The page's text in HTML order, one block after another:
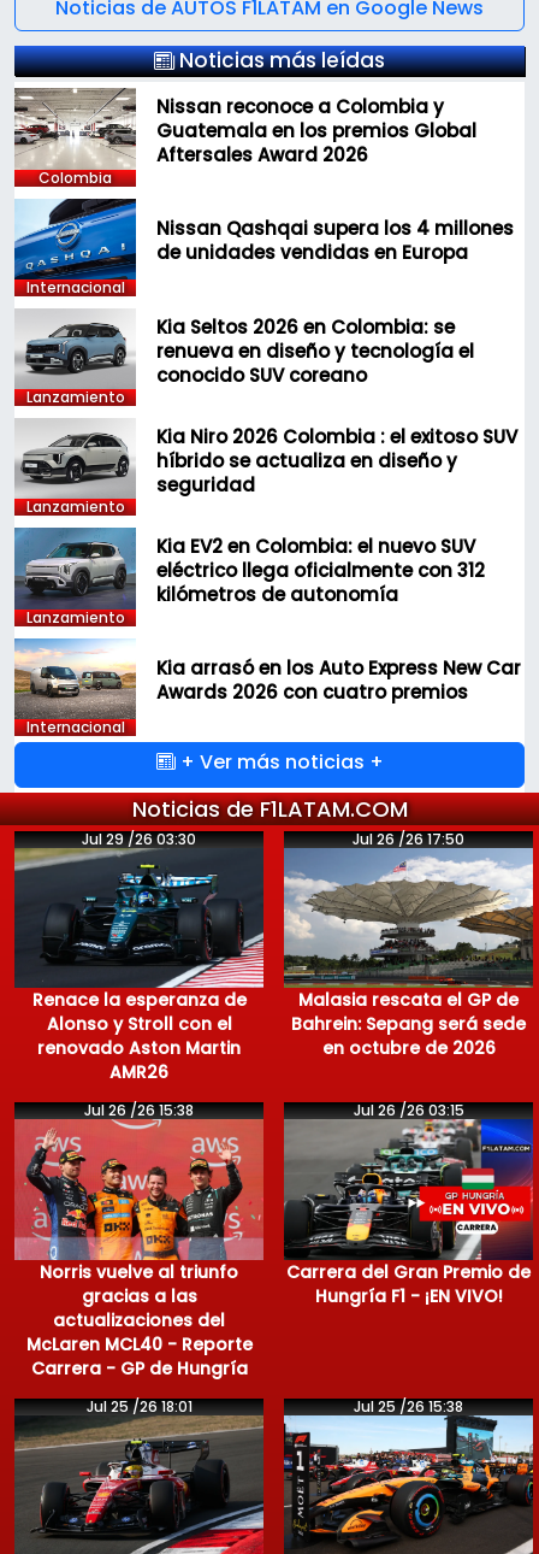
Noticias de AUTOS F1LATAM en Google News
Noticias más leídas
Colombia
Nissan reconoce a Colombia y
Guatemala en los premios Global
Aftersales Award 2026
Internacional
Nissan Qashqai supera los 4 millones
de unidades vendidas en Europa
Lanzamiento
Kia Seltos 2026 en Colombia: se
renueva en diseño y tecnología el
conocido SUV coreano
Lanzamiento
Kia Niro 2026 Colombia : el exitoso SUV
híbrido se actualiza en diseño y
seguridad
Lanzamiento
Kia EV2 en Colombia: el nuevo SUV
eléctrico llega oficialmente con 312
kilómetros de autonomía
Internacional
Kia arrasó en los Auto Express New Car
Awards 2026 con cuatro premios
+ Ver más noticias +
Noticias de F1LATAM.COM
Jul 29 /26 03:30
Renace la esperanza de
Alonso y Stroll con el
renovado Aston Martin
AMR26
Jul 26 /26 17:50
Malasia rescata el GP de
Bahrein: Sepang será sede
en octubre de 2026
Jul 26 /26 15:38
Norris vuelve al triunfo
gracias a las
actualizaciones del
McLaren MCL40 - Reporte
Carrera - GP de Hungría
Jul 26 /26 03:15
Carrera del Gran Premio de
Hungría F1 - ¡EN VIVO!
Jul 25 /26 18:01 Jul 25 /26 15:38